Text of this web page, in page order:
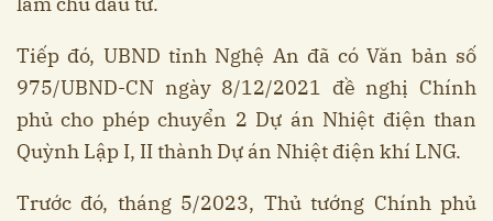
Tiếp đó, UBND tỉnh Nghệ An đã có Văn bản số
975/UBND-CN ngày 8/12/2021 đề nghị Chính
phủ cho phép chuyển 2 Dự án Nhiệt điện than
Quỳnh Lập I, II thành Dự án Nhiệt điện khí LNG.
Trước đó, tháng 5/2023, Thủ tướng Chính phủ